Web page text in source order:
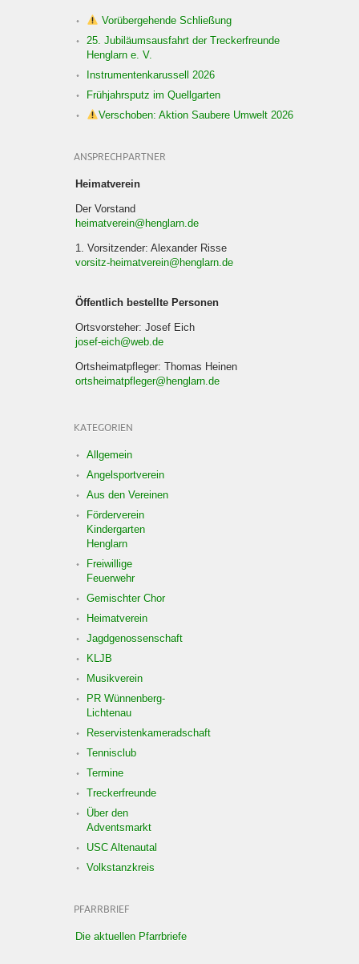
Vorübergehende Schließung
25. Jubiläumsausfahrt der Treckerfreunde
Henglarn e. V.
Instrumentenkarussell 2026
Frühjahrsputz im Quellgarten
Verschoben: Aktion Saubere Umwelt 2026
ANSPRECHPARTNER
Heimatverein
Der Vorstand
heimatverein@henglarn.de
1. Vorsitzender: Alexander Risse
vorsitz-heimatverein@henglarn.de
Öffentlich bestellte Personen
Ortsvorsteher: Josef Eich
josef-eich@web.de
Ortsheimatpfleger: Thomas Heinen
ortsheimatpfleger@henglarn.de
KATEGORIEN
Allgemein
Angelsportverein
Aus den Vereinen
Förderverein
Kindergarten
Henglarn
Freiwillige
Feuerwehr
Gemischter Chor
Heimatverein
Jagdgenossenschaft
KLJB
Musikverein
PR Wünnenberg-
Lichtenau
Reservistenkameradschaft
Tennisclub
Termine
Treckerfreunde
Über den
Adventsmarkt
USC Altenautal
Volkstanzkreis
PFARRBRIEF
Die aktuellen Pfarrbriefe